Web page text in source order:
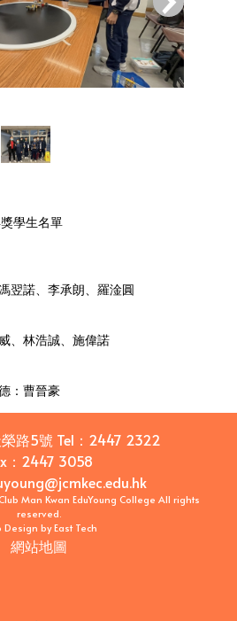
學生名單
翌諾、李承朗、羅淦圓
、林浩誠、施偉諾
：曹晉豪
路5號 Tel： 2447 2322
： 2447 3058
Man Kwan EduYoung College All rights
reserved.
Design byEast Tech
網站地圖